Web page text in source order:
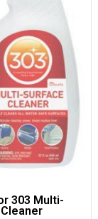
303 Multi-